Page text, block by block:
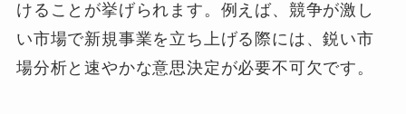
けることが挙げられます。例えば、競争が激し
い市場で新規事業を立ち上げる際には、鋭い市
場分析と速やかな意思決定が必要不可欠です。